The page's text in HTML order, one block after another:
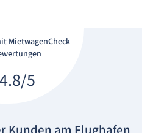
MietwagenCheck
4.8/5